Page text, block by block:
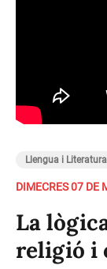
Llengua i Literatura
DIMECRES 07 DE
La
religió i